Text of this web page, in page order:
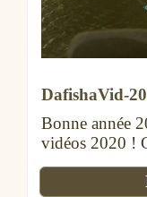
DafishaVid-20
Bonne année
vidéos 2020 !